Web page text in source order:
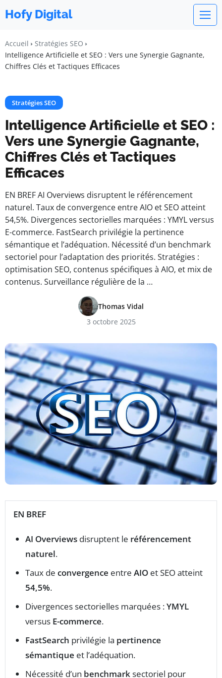
Hofy Digital
Accueil
Stratégies SEO
Intelligence Artificielle et SEO : Vers une Synergie Gagnante,
Chiffres Clés et Tactiques Efficaces
Stratégies SEO
Intelligence Artificielle et SEO :
Vers une Synergie Gagnante,
Chiffres Clés et Tactiques
Efficaces
EN BREF AI Overviews disruptent le référencement
naturel. Taux de convergence entre AIO et SEO atteint
54,5%. Divergences sectorielles marquées : YMYL versus
E-commerce. FastSearch privilégie la pertinence
sémantique et l’adéquation. Nécessité d’un benchmark
sectoriel pour l’adaptation des priorités. Stratégies :
optimisation SEO, contenus spécifiques à AIO, et mix de
contenus. Surveillance régulière de la …
Thomas Vidal
3 octobre 2025
EN BREF
AI Overviews disruptent le référencement
naturel.
Taux de convergence entre AIO et SEO atteint
54,5%.
Divergences sectorielles marquées :YMYL
versus E-commerce.
FastSearch privilégie la pertinence
sémantique et l’adéquation.
Nécessité d’un benchmarksectoriel pour